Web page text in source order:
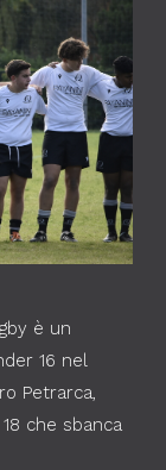
è un
16 nel
Petrarca,
che sbanca